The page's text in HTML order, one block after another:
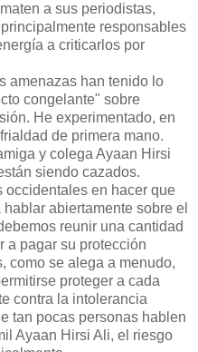
a sus periodistas,
responsables
a criticarlos por
amenazas han tenido lo
congelante" sobre
He experimentado, en
de primera mano.
y colega Ayaan Hirsi
siendo cazados.
occidentales en hacer que
abiertamente sobre el
reunir una cantidad
a pagar su protección
como se alega a menudo,
proteger a cada
contra la intolerancia
tan pocas personas hablen
Ayaan Hirsi Ali, el riesgo